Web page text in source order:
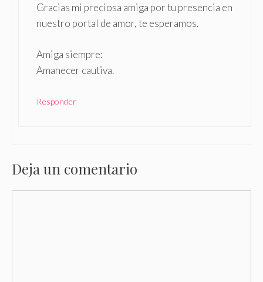
Gracias mi preciosa amiga por tu presencia en
nuestro portal de amor, te esperamos.
Amiga siempre:
Amanecer cautiva.
Responder
Deja un comentario